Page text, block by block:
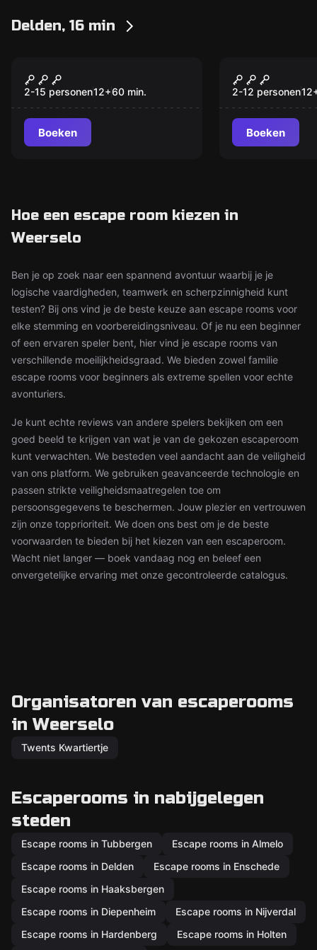
Delden, 16 min
Café René
2-15 personen12+60 min.
Boeken
Goudtrein
2-12 personen12
Boeken
Hoe een escape room kiezen in
Weerselo
Ben je op zoek naar een spannend avontuur waarbij je je
logische vaardigheden, teamwerk en scherpzinnigheid kunt
testen? Bij ons vind je de beste keuze aan escape rooms voor
elke stemming en voorbereidingsniveau. Of je nu een beginner
of een ervaren speler bent, hier vind je escape rooms van
verschillende moeilijkheidsgraad. We bieden zowel familie
escape rooms voor beginners als extreme spellen voor echte
avonturiers.
Je kunt echte reviews van andere spelers bekijken om een
goed beeld te krijgen van wat je van de gekozen escaperoom
kunt verwachten. We besteden veel aandacht aan de veiligheid
van ons platform. We gebruiken geavanceerde technologie en
passen strikte veiligheidsmaatregelen toe om
persoonsgegevens te beschermen. Jouw plezier en vertrouwen
zijn onze topprioriteit. We doen ons best om je de beste
voorwaarden te bieden bij het kiezen van een escaperoom.
Wacht niet langer — boek vandaag nog en beleef een
onvergetelijke ervaring met onze gecontroleerde catalogus.
Organisatoren van escaperooms
in Weerselo
Twents Kwartiertje
Escaperooms in nabijgelegen
steden
Escape rooms in Tubbergen
Escape rooms in Almelo
Escape rooms in Delden
Escape rooms in Enschede
Escape rooms in Haaksbergen
Escape rooms in Diepenheim
Escape rooms in Nijverdal
Escape rooms in Hardenberg
Escape rooms in Holten